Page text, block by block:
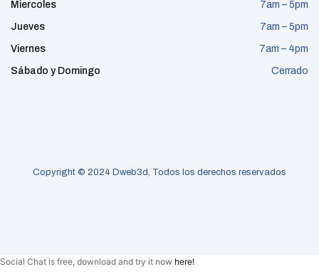
Miercoles 7am – 5pm
Jueves 7am – 5pm
Viernes 7am – 4pm
Sábado y Domingo Cerrado
Copyright © 2024 Dweb3d, Todos los derechos reservados
Social Chat is free, download and try it now here!